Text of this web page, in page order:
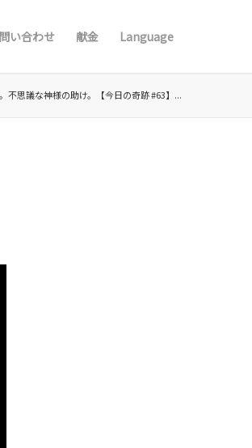
い合わせ 献金 Language
不思議な神様の助け。【今日の奇跡 #63】...